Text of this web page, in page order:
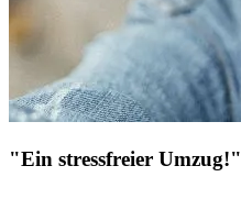
"Ein stressfreier Umzug!"